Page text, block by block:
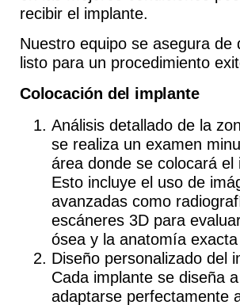
recibir el implante.
Nuestro equipo se asegura de
listo para un procedimiento
Colocación del implante
Análisis detallado de la
se realiza un examen
área donde se colocará el
Esto incluye el uso de
avanzadas como
escáneres 3D para
ósea y la anatomía
Diseño personalizado del
Cada implante se diseña
adaptarse perfectamente